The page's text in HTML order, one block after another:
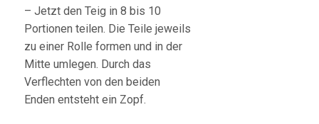
– Jetzt den Teig in 8 bis 10
Portionen teilen. Die Teile jeweils
zu einer Rolle formen und in der
Mitte umlegen. Durch das
Verflechten von den beiden
Enden entsteht ein Zopf.